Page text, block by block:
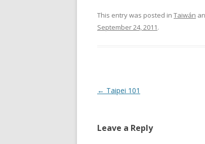
This entry was posted in Taiwán
September 24, 2011.
Post
← Taipei 101
Leave a Reply